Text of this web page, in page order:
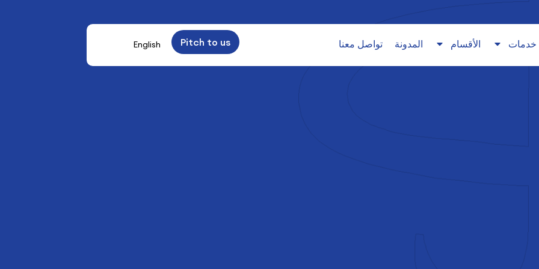
خدمات الأقسام المدونة تواصل معنا Pitch to us
English الأجنبي في الإمارات